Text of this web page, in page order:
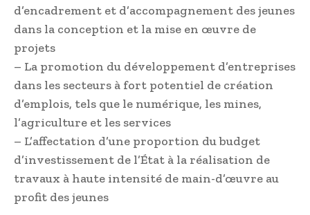
d’encadrement et d’accompagnement des jeunes
dans la conception et la mise en œuvre de
projets
– La promotion du développement d’entreprises
dans les secteurs à fort potentiel de création
d’emplois, tels que le numérique, les mines,
l’agriculture et les services
– L’affectation d’une proportion du budget
d’investissement de l’État à la réalisation de
travaux à haute intensité de main-d’œuvre au
profit des jeunes